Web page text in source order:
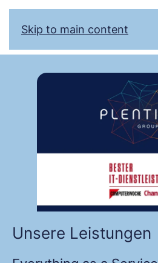
Skip to main content
Unsere Leistungen